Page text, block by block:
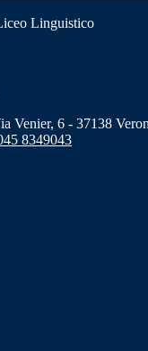
Linguistico
Venier, 6 - 37138
8349043